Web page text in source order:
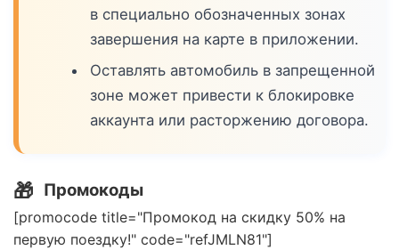
в специально обозначенных зонах
завершения на карте в приложении.
Оставлять автомобиль в запрещенной
зоне может привести к блокировке
аккаунта или расторжению договора.
🎁 Промокоды
[promocode title="Промокод на скидку 50% на
первую поездку!" code="refJMLN81"]